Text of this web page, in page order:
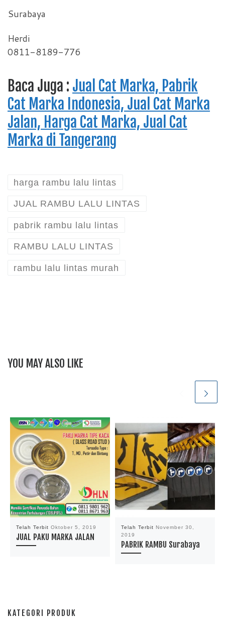
Surabaya
Herdi
0811-8189-776
Baca Juga : Jual Cat Marka, Pabrik
Cat Marka Indonesia, Jual Cat Marka
Jalan, Harga Cat Marka, Jual Cat
Marka di Tangerang
harga rambu lalu lintas
JUAL RAMBU LALU LINTAS
pabrik rambu lalu lintas
RAMBU LALU LINTAS
rambu lalu lintas murah
YOU MAY ALSO LIKE
Telah Terbit Oktober 5, 2019
JUAL PAKU MARKA JALAN
Telah Terbit November 30,
2019
PABRIK RAMBU Surabaya
KATEGORI PRODUK